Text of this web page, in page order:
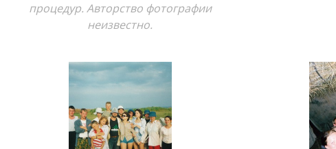
процедур. Авторство фотографии
неизвестно.